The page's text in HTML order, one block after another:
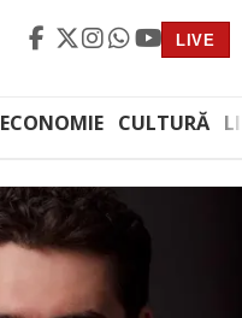
LIVE
ECONOMIE CULTURĂ